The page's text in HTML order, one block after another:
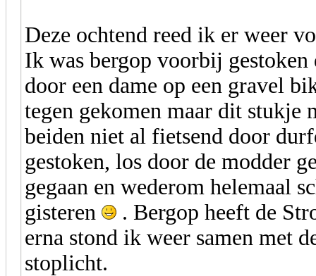
Deze ochtend reed ik er weer
Ik was bergop voorbij
door een dame op een gravel
tegen gekomen maar dit stukje
beiden niet al fietsend door
gestoken, los door de modder
gegaan en wederom helemaal
gisteren
. Bergop heeft de
erna stond ik weer samen met
stoplicht.